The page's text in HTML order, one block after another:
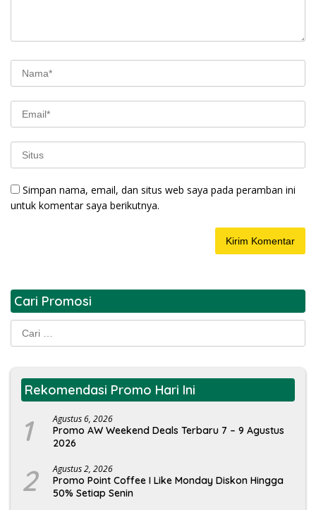
Simpan nama, email, dan situs web saya pada peramban ini
untuk komentar saya berikutnya.
Cari Promosi
Cari
untuk:
Rekomendasi Promo Hari Ini
1 Agustus 6, 2026
Promo AW Weekend Deals Terbaru 7 – 9 Agustus
2026
2 Agustus 2, 2026
Promo Point Coffee I Like Monday Diskon Hingga
50% Setiap Senin